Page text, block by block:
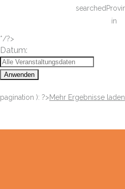
in
*/?>
Datum:
Anwenden
pagination ): ?>Mehr Ergebnisse laden